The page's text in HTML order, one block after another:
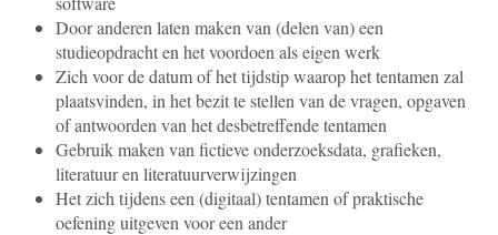
Door anderen laten maken van (delen van) een
studieopdracht en het voordoen als eigen werk
Zich voor de datum of het tijdstip waarop het tentamen zal
plaatsvinden, in het bezit te stellen van de vragen, opgaven
of antwoorden van het desbetreffende tentamen
Gebruik maken van fictieve onderzoeksdata, grafieken,
literatuur en literatuurverwijzingen
Het zich tijdens een (digitaal) tentamen of praktische
oefening uitgeven voor een ander